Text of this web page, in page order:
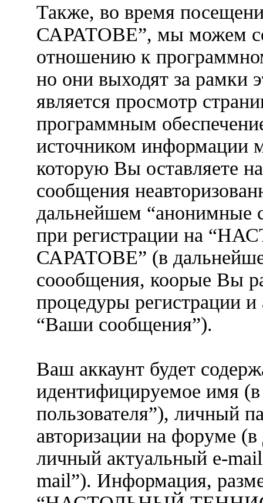
Также, во время
САРАТОВЕ”, мы можем
отношению к
но они выходят за рамки
является просмотр
программным
источником информации
которую Вы оставляете
сообщения
дальнейшем “анонимные
при регистрации на
САРАТОВЕ” (в
соообщения, коорые Вы
процедуры регистрации
“Ваши сообщения”).
Ваш аккаунт будет
идентифицируемое имя
пользователя”), личный
авторизации на форуме
личный актуальный e-
mail”). Информация,